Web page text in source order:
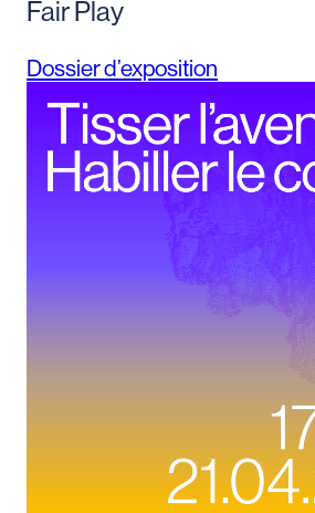
Fair Play
Dossier d’exposition